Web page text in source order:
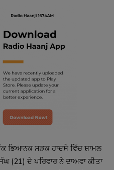
ਭਿਆਨਕ ਸੜਕ ਹਾਦਸੇ ਵਿੱਚ ਸ਼ਾਮਲ
(21) ਦੇ ਪਰਿਵਾਰ ਨੇ ਦਾਅਵਾ ਕੀਤਾ